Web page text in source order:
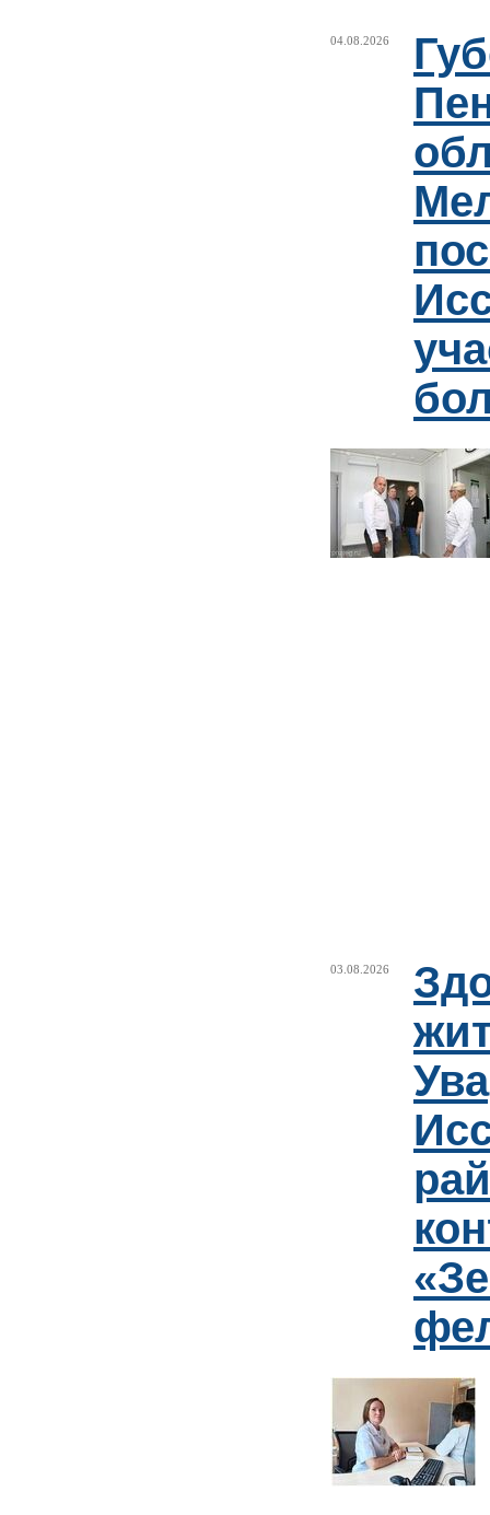
04.08.2026
03.08.2026